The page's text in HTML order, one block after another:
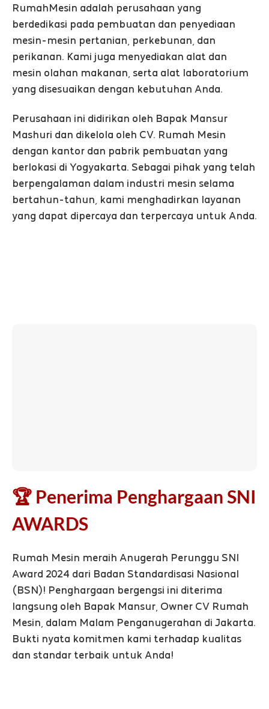
RumahMesin adalah perusahaan yang
berdedikasi pada pembuatan dan penyediaan
mesin-mesin pertanian, perkebunan, dan
perikanan. Kami juga menyediakan alat dan
mesin olahan makanan, serta alat laboratorium
yang disesuaikan dengan kebutuhan Anda.
Perusahaan ini didirikan oleh Bapak Mansur
Mashuri dan dikelola oleh CV. Rumah Mesin
dengan kantor dan pabrik pembuatan yang
berlokasi di Yogyakarta. Sebagai pihak yang telah
berpengalaman dalam industri mesin selama
bertahun-tahun, kami menghadirkan layanan
yang dapat dipercaya dan terpercaya untuk Anda.
🏆 Penerima Penghargaan SNI
AWARDS
Rumah Mesin meraih Anugerah Perunggu SNI
Award 2024 dari Badan Standardisasi Nasional
(BSN)! Penghargaan bergengsi ini diterima
langsung oleh Bapak Mansur, Owner CV Rumah
Mesin, dalam Malam Penganugerahan di Jakarta.
Bukti nyata komitmen kami terhadap kualitas
dan standar terbaik untuk Anda!